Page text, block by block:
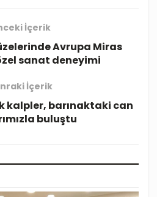
İçerik
Avrupa Miras
sanat deneyimi
İçerik
kalpler, barınaktaki can
buluştu